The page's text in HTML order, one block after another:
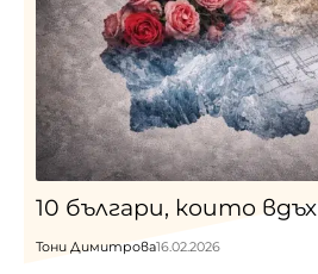
10 българи, които
Тони Димитрова16.02.2026